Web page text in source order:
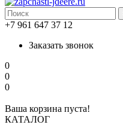
+7 961 647 37 12
Заказать звонок
0
0
0
Ваша корзина пуста!
КАТАЛОГ